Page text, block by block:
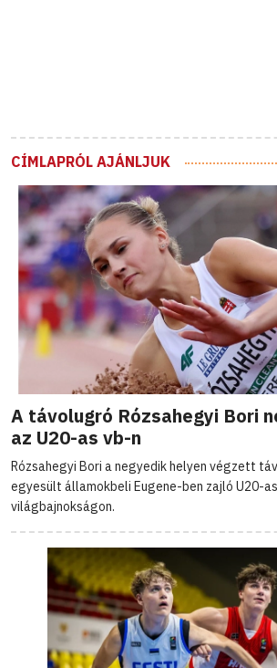
CÍMLAPRÓL AJÁNLJUK
A távolugró Rózsahegyi Bori
az U20-as vb-n
Rózsahegyi Bori a negyedik helyen végzett
egyesült államokbeli Eugene-ben zajló U20-
világbajnokságon.